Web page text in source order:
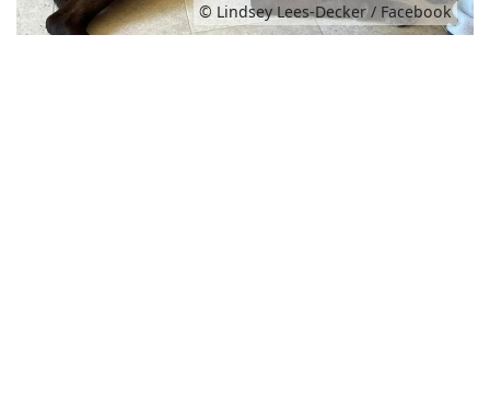
© Lindsey Lees-Decker / Facebook